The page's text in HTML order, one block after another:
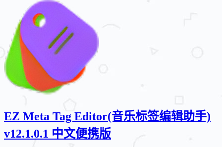
EZ Meta Tag Editor(音乐标签编辑助手)
v12.1.0.1 中文便携版